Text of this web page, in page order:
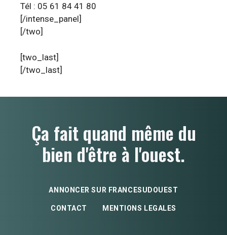
Tél : 05 61 84 41 80
[/intense_panel]
[/two]
[two_last]
[/two_last]
Ça fait quand même du
bien d'être à l'ouest.
ANNONCER SUR FRANCESUDOUEST
CONTACT MENTIONS LEGALES